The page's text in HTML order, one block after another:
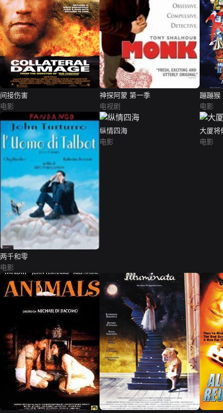
间接伤害
电影
神探阿蒙 第一季
电视剧
蹦蹦猴
电影
两千和零
电影
纵情四海
电影
大厦将
电影